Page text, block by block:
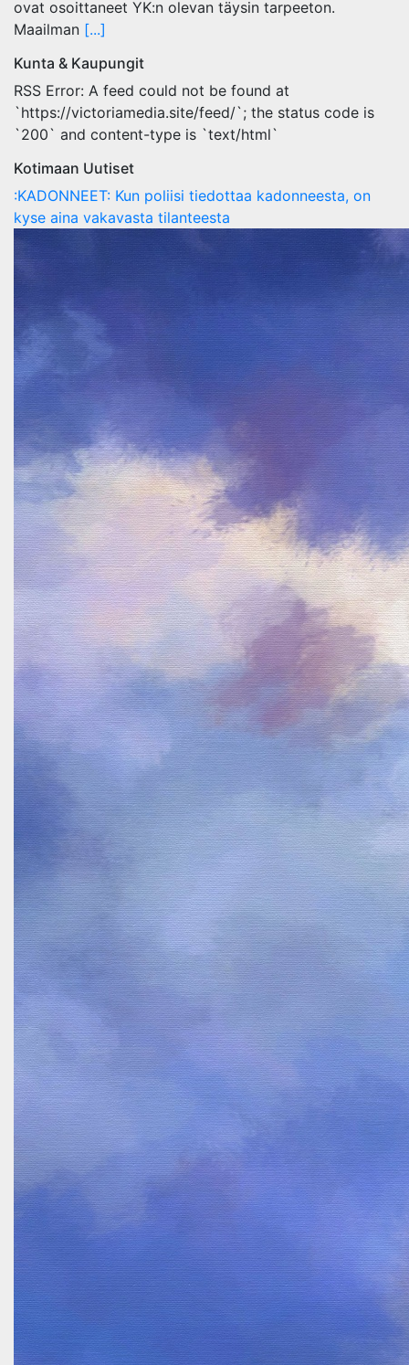
ovat osoittaneet YK:n olevan täysin tarpeeton.
Maailman [...]
Kunta & Kaupungit
RSS Error: A feed could not be found at
`https://victoriamedia.site/feed/`; the status code is
`200` and content-type is `text/html`
Kotimaan Uutiset
:KADONNEET: Kun poliisi tiedottaa kadonneesta, on
kyse aina vakavasta tilanteesta